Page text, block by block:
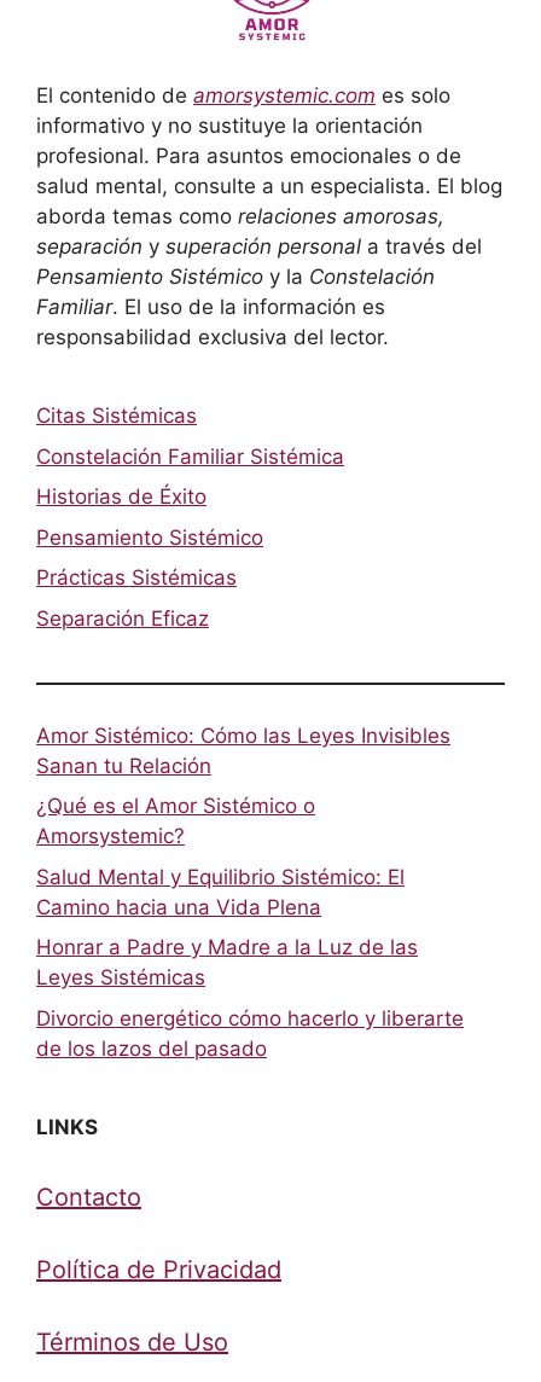
El contenido de amorsystemic.com es solo
informativo y no sustituye la orientación
profesional. Para asuntos emocionales o de
salud mental, consulte a un especialista. El blog
aborda temas como relaciones amorosas,
separación y superación personal a través del
Pensamiento Sistémico y la Constelación
Familiar. El uso de la información es
responsabilidad exclusiva del lector.
Citas Sistémicas
Constelación Familiar Sistémica
Historias de Éxito
Pensamiento Sistémico
Prácticas Sistémicas
Separación Eficaz
Amor Sistémico: Cómo las Leyes Invisibles
Sanan tu Relación
¿Qué es el Amor Sistémico o
Amorsystemic?
Salud Mental y Equilibrio Sistémico: El
Camino hacia una Vida Plena
Honrar a Padre y Madre a la Luz de las
Leyes Sistémicas
Divorcio energético cómo hacerlo y liberarte
de los lazos del pasado
LINKS
Contacto
Política de Privacidad
Términos de Uso